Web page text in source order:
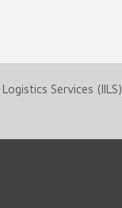
Services (IILS)